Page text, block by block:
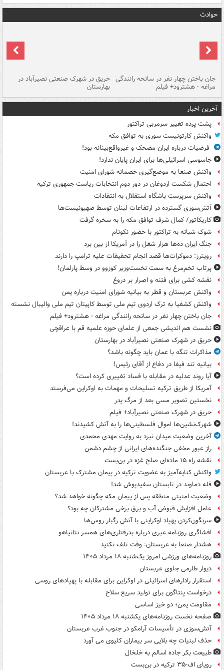
حوادث
جان باختن چهار نفر در سانحه رانندگی
مراغه - هشترود+ فیلم
حریق در شهرک صنعتی نصیرآباد در
بهارستان
آخرین اخبار
پشت پرده تغییر سرمربی تراکتور
واکنش کارتونیست سوری به توافق مکه
فرضیات درباره ایران مضحک و غیرواقع‌بینانه بود!
جاسوسی اسرائیلی‌ها برای ایران پایان ندارد!
واکنش صنعا به موضع‌گیری خصمانه شورای امنیت
احتمال شکست اردوغان در دور دوم انتخابات ریاست جمهوری ترکیه
واکنش سرپرست باشگاه استقلال به انتقادات
آتش‌سوزی گسترده در ارتفاعات لبنان توسط صهیونیست‌ها
کاریکاتور/ کمال شرف توافق مکه را به سخره گرفت
شوک شبانه به تراکتور با حضور نکونام
جنگ ایران ده‌ها هزار شغل را در آمریکا از بین برد
رویترز: دموکرات‌ها قصد انجام تحقیقات علیه ترامپ را دارند
پرتاب تخم‌مرغ به سمت نخست‌وزیر کوزوو در وسط پارلمان!
نقشه کشی برای فتنه و اصرار بر دروغ
واکنش عربستان و قطر به بیانیه شورای امنیت درباره یمن
واکنش کشفیا به ترک اردوی تیم ملی توسط کاپیتان تیم ملی والیبال نشسته
جان باختن چهار نفر در سانحه رانندگی مراغه - هشترود+ فیلم
نشست هم اندیشی جمعی از علمای حوزه علمیه قم با عراقچی
حریق در شهرک صنعتی نصیرآباد در بهارستان
مذاکرات تنگه با عمان باید چگونه باشد؟
بیانیه تند فیفا در دفاع از آقای رئیس!
آیا روند عدلیه در مقابله با فساد تغییری کرده است؟
آمریکا از طریق ترکیه تسلیحات و مهمات به اوکراین می‌فرستد
نخستین تصویر مسی بعد از مرگ پدر
حریق در شهرک صنعتی نصیرآباد+ فیلم
شهرک‌نشین‌ها اموال فلسطینی‌ها را به آتش کشیدند!
آخرین وضعیت میدان نبرد به روایت مهدی محمدی
راز عبور مخفی جنگنده‌های ایرانی از چشم دشمن
نقشه راه ۱۵ ماده‌ای صلح غزه در بن‌بست
واکنش کنایه‌آمیز به عضویت ترکیه در پیمان مشترک با عربستان
قله دماوند در تابستان سفیدپوش شد!
وضعیت امنیتی منطقه پس از پیمان مکه چگونه خواهد شد؟
عامل افزایش قبوض آب و برق برخی مشترکان چه بود؟
سرنگون‌کردن پهپاد اوکراینی با آتش رگبار روس‌ها
افشاگری روزنامه عبری درباره بدرفتاری‌های همسر نتانیاهو
هشدار صنعا به عربستان: وقت تلف نکنید
روزنامه‌های ورزشی امروز یک‌شنبه ۱۸ مرداد ۱۴۰۵
دیوار طارمی جلوی عربستان
استقرار رادارهای اسرائیلی در اوکراین برای مقابله با پهپادهای روسی
درخواست پنتاگون برای تولید سریع سلاح
مقاومت یمن؛ دو خیز اساسی
صفحه نخست روزنامه‌های یکشنبه ۱۸ مرداد ۱۴۰۵
آتش‌سوزی در تأسیسات آرامکو در جنوب غرب عربستان
حذف لبنیات چه بلایی سر بیماران کلیوی می آورد
طبیعت بکر جاده اسالم به خلخال
رویای اف-۳۵ ترکیه در بن‌بست